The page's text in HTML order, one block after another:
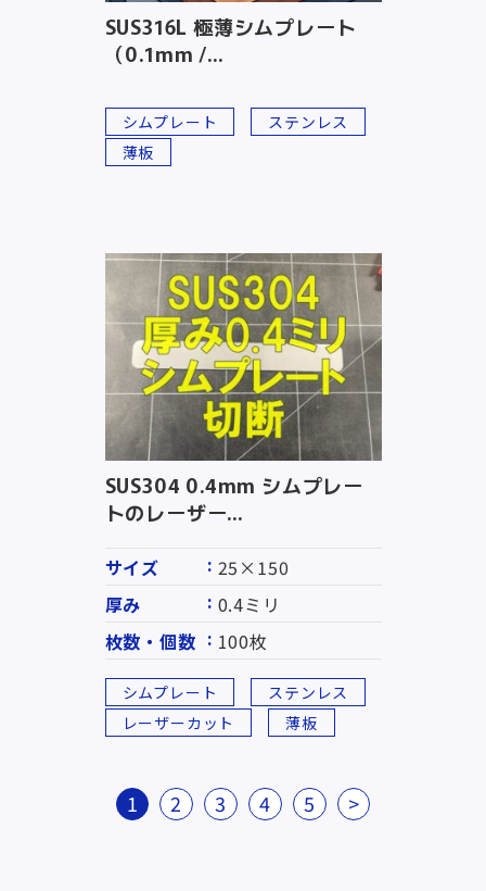
SUS316L 極薄シムプレート
（0.1mm /...
シムプレート
ステンレス
薄板
SUS304 0.4mm シムプレー
トのレーザー...
サイズ
25×150
厚み
0.4ミリ
枚数・個数
100枚
シムプレート
ステンレス
レーザーカット
薄板
1 2 3 4 5 >